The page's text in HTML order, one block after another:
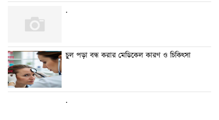
.
চুল পড়া বন্ধ করার মেডিকেল কারণ ও চিকিৎসা
.